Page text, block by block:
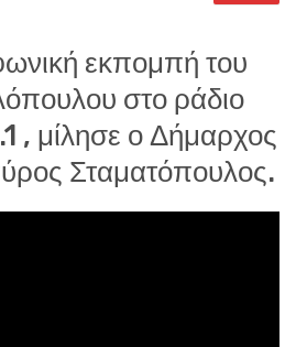
εκπομπή του
στο ράδιο
, μίλησε ο Δήμαρχος
Σταματόπουλος.